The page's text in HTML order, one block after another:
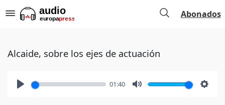
Abonados
Alcaide, sobre los ejes de actuación
01:40